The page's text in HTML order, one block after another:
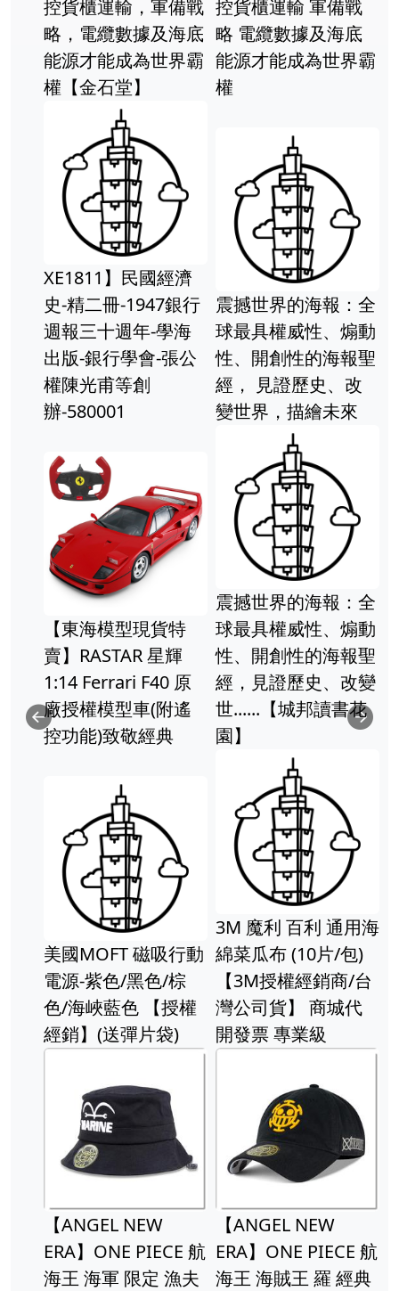
控貨櫃運輸，軍備戰
略，電纜數據及海底
能源才能成為世界霸
權【金石堂】
控貨櫃運輸 軍備戰
略 電纜數據及海底
能源才能成為世界霸
權
XE1811】民國經濟
史-精二冊-1947銀行
週報三十週年-學海
出版-銀行學會-張公
權陳光甫等創
辦-580001
震撼世界的海報：全
球最具權威性、煽動
性、開創性的海報聖
經， 見證歷史、改
變世界，描繪未來
【東海模型現貨特
賣】RASTAR 星輝
1:14 Ferrari F40 原
廠授權模型車(附遙
控功能)致敬經典
震撼世界的海報：全
球最具權威性、煽動
性、開創性的海報聖
經，見證歷史、改變
世......【城邦讀書花
園】
美國MOFT 磁吸行動
電源-紫色/黑色/棕
色/海峽藍色 【授權
經銷】(送彈片袋)
3M 魔利 百利 通用海
綿菜瓜布 (10片/包)
【3M授權經銷商/台
灣公司貨】 商城代
開發票 專業級
【ANGEL NEW
ERA】ONE PIECE 航
海王 海軍 限定 漁夫
【ANGEL NEW
ERA】ONE PIECE 航
海王 海賊王 羅 經典
Previous